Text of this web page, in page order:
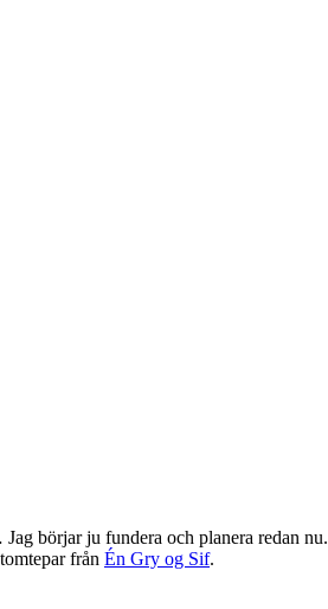
börjar ju fundera och planera redan nu.
från Én Gry og Sif.